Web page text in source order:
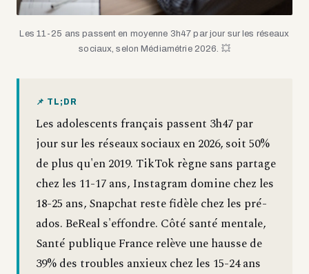
Les 11-25 ans passent en moyenne 3h47 par jour sur les réseaux
sociaux, selon Médiamétrie 2026. 💥
📌 TL;DR
Les adolescents français passent 3h47 par
jour sur les réseaux sociaux en 2026, soit 50%
de plus qu'en 2019. TikTok règne sans partage
chez les 11-17 ans, Instagram domine chez les
18-25 ans, Snapchat reste fidèle chez les pré-
ados. BeReal s'effondre. Côté santé mentale,
Santé publique France relève une hausse de
39% des troubles anxieux chez les 15-24 ans